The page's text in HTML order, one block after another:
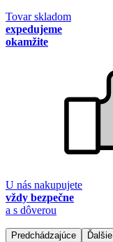
Tovar skladom
expedujeme
okamžite
U nás nakupujete
vždy bezpečne
a s dôverou
Predchádzajúce Ďalšie